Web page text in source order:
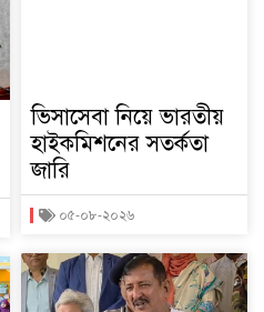
ভিসাসেবা নিয়ে ভারতীয়
হাইকমিশনের সতর্কতা
জারি
০৫-০৮-২০২৬